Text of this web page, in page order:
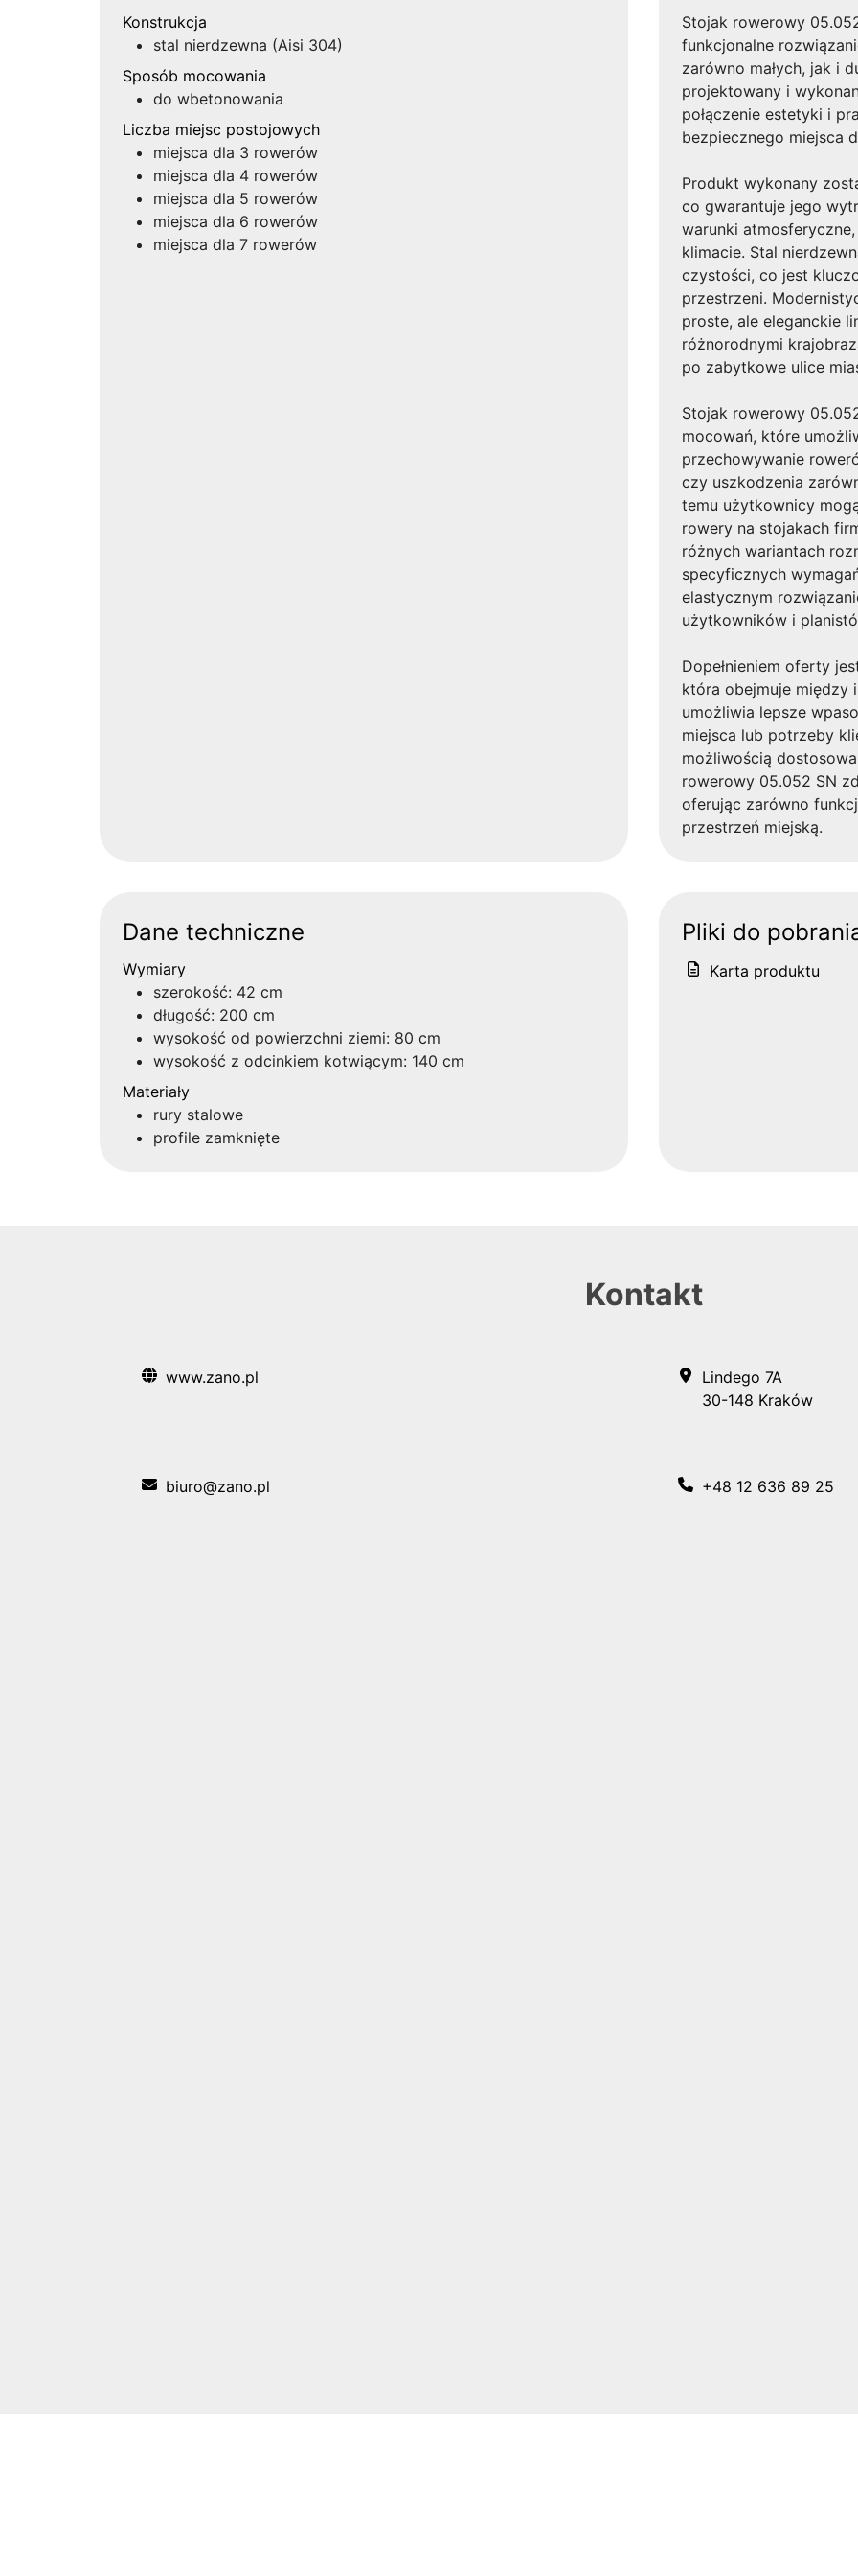
Konstrukcja
stal nierdzewna (Aisi 304)
Sposób mocowania
do wbetonowania
Liczba miejsc postojowych
miejsca dla 3 rowerów
miejsca dla 4 rowerów
miejsca dla 5 rowerów
miejsca dla 6 rowerów
miejsca dla 7 rowerów
Stojak rowerowy
funkcjonalne
zarówno małych, jak i
projektowany i
połączenie estetyki i
bezpiecznego miejsca
Produkt wykonany
co gwarantuje jego
warunki
klimacie. Stal
czystości, co jest
przestrzeni.
proste, ale eleganckie
różnorodnymi
po zabytkowe ulice
Stojak rowerowy
mocowań, które
przechowywanie
czy uszkodzenia
temu użytkownicy
rowery na stojakach
różnych wariantach
specyficznych
elastycznym
użytkowników i
Dopełnieniem oferty
która obejmuje między
umożliwia lepsze
miejsca lub potrzeby
możliwością
rowerowy 05.052 SN
oferując zarówno
przestrzeń miejską.
Dane techniczne
Wymiary
szerokość: 42 cm
długość: 200 cm
wysokość od powierzchni ziemi: 80 cm
wysokość z odcinkiem kotwiącym: 140 cm
Materiały
rury stalowe
profile zamknięte
Pliki do
Karta produktu
Kontakt
www.zano.pl
Lindego 7A
30-148 Kraków
biuro@zano.pl +48 12 636 89 25